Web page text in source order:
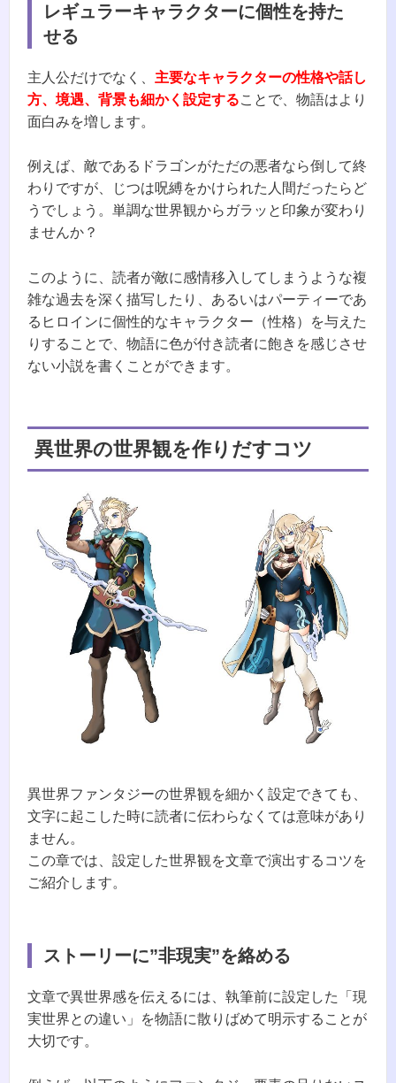
レギュラーキャラクターに個性を持た
せる
主人公だけでなく、 主要なキャラクターの性格や話し
方、境遇、背景も細かく設定することで、物語はより
面白みを増します。
例えば、敵であるドラゴンがただの悪者なら倒して終
わりですが、じつは呪縛をかけられた人間だったらど
うでしょう。単調な世界観からガラッと印象が変わり
ませんか？
このように、読者が敵に感情移入してしまうような複
雑な過去を深く描写したり、あるいはパーティーであ
るヒロインに個性的なキャラクター（性格）を与えた
りすることで、物語に色が付き読者に飽きを感じさせ
ない小説を書くことができます。
異世界の世界観を作りだすコツ
異世界ファンタジーの世界観を細かく設定できても、
文字に起こした時に読者に伝わらなくては意味があり
ません。
この章では、設定した世界観を文章で演出するコツを
ご紹介します。
ストーリーに”非現実”を絡める
文章で異世界感を伝えるには、執筆前に設定した「現
実世界との違い」を物語に散りばめて明示することが
大切です。